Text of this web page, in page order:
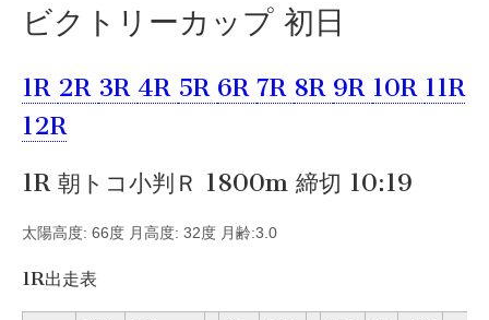
ビクトリーカップ 初日
1R 2R 3R 4R 5R 6R 7R 8R 9R 10R 11R
12R
1R 朝トコ小判Ｒ 1800m 締切 10:19
太陽高度: 66度 月高度: 32度 月齢:3.0
1R出走表